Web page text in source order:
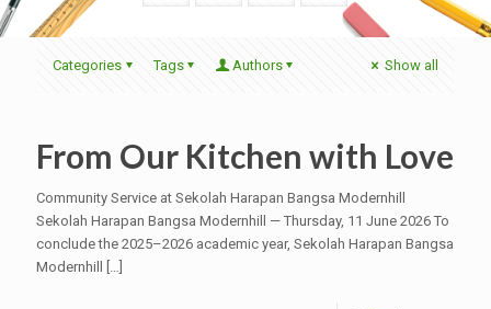
Categories Tags Authors Show all
From Our Kitchen with Love
Community Service at Sekolah Harapan Bangsa Modernhill
Sekolah Harapan Bangsa Modernhill — Thursday, 11 June 2026 To
conclude the 2025–2026 academic year, Sekolah Harapan Bangsa
Modernhill
[…]